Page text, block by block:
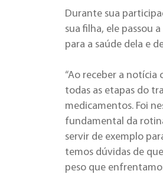
Durante sua
sua filha, ele passou
para a saúde dela e
“Ao receber a notícia
todas as etapas do
medicamentos. Foi
fundamental da
servir de exemplo
temos dúvidas de
peso que